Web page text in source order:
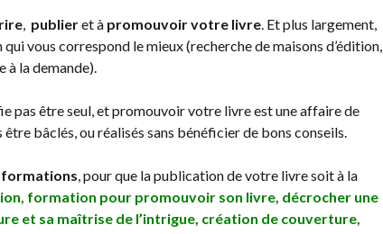
, publieret à promouvoir votre livre. Et plus largement,
vous correspond le mieux (recherche de maisons d’édition,
à la demande).
pas être seul, et promouvoir votre livre est une affaire de
bâclés, ou réalisés sans bénéficier de bons conseils.
formations, pour que la publication de votre livre soit à la
formation pour promouvoir son livre, décrocher une
et sa maîtrise de l’intrigue, création de couverture,